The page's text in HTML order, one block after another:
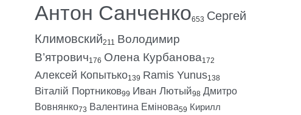
Антон Санченко653 Сергей
Климовский211 Володимир
В’ятрович176 Олена Курбанова172
Алексей Копытько139 Ramis Yunus138
Віталій Портников99 Иван Лютый98 Дмитро
Вовнянко73 Валентина Емінова59 Кирилл